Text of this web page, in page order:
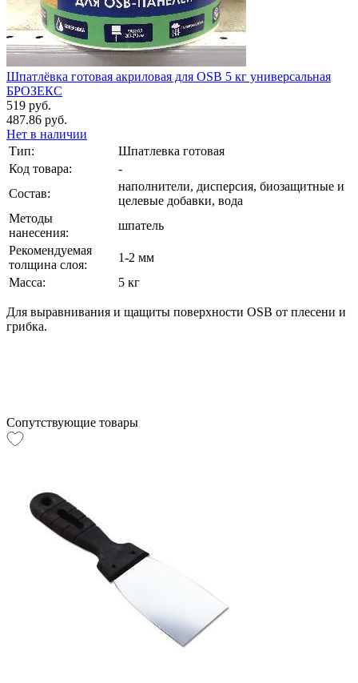
Шпатлёвка готовая акриловая для OSB 5 кг универсальная
БРОЗЕКС
519 руб.
487.86 руб.
Нет в наличии
Тип:
Шпатлевка готовая
Код товара:
-
Состав:
наполнители, дисперсия, биозащитные и
целевые добавки, вода
Методы
нанесения:
шпатель
Рекомендуемая
толщина слоя:
1-2 мм
Масса:
5 кг
Для выравнивания и щащиты поверхности OSB от плесени и
грибка.
Сопутствующие товары